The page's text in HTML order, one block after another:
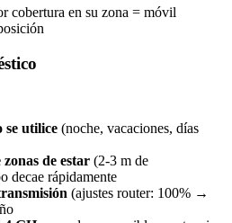
cobertura en su zona = móvil
se utilice (noche, vacaciones, días
de estar (2-3 m de
decae rápidamente
(ajustes router: 100% →